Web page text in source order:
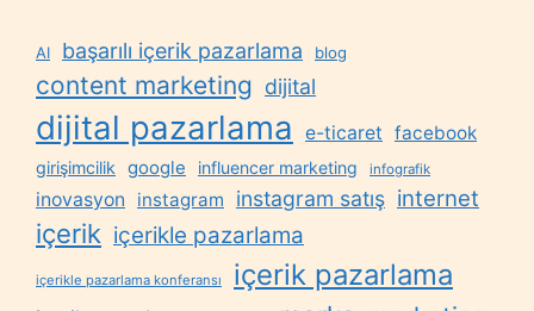
AI başarılı içerik pazarlama blog
content marketing dijital
dijital pazarlama e-ticaret facebook
girişimcilik google influencer marketing infografik
inovasyon instagram instagram satış internet
içerik içerikle pazarlama
içerikle pazarlama konferansı içerik pazarlama